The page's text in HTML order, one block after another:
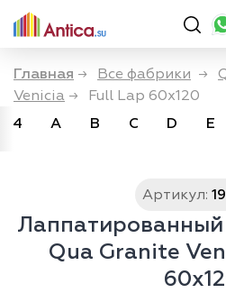
Главная → Все фабрики →
Venicia →
Full Lap 60x120
4
A B C D E
Артикул:
Qua Granite